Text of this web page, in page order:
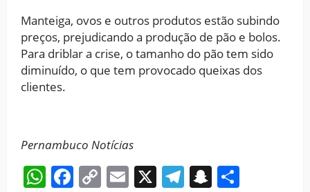
Manteiga, ovos e outros produtos estão subindo
preços, prejudicando a produção de pão e bolos.
Para driblar a crise, o tamanho do pão tem sido
diminuído, o que tem provocado queixas dos
clientes.
Pernambuco Notícias
WhatsApp
Facebook
CopyEmail
X Telegram
Snapchat